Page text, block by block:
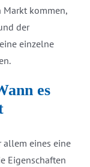
Markt kommen,
der
einzelne
es
allem eines eine
Eigenschaften